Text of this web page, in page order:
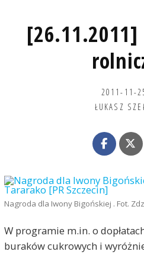
2011-11-
ŁUKASZ
Nagroda dla Iwony Bigońskiej . Fot.
W programie m.in. o
buraków cukrowych i